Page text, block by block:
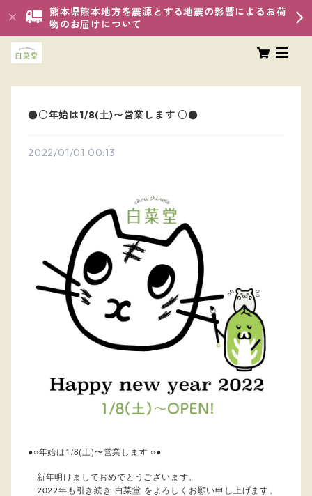
熊本県熊本地方を震源とする地震の影響によるお荷
物のお届けについて
●○年始は1/8(土)〜営業します ○●
2022/01/01 00:13
●○年始は1/8(土)〜営業します ○●
新年明けましておめでとうございます。
2022年も引き続き 白菜堂 をよろしくお願い申し上げます。